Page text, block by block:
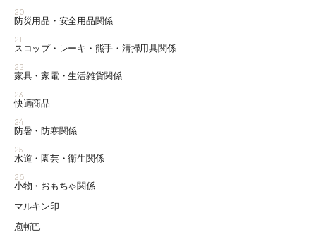
20
防災用品・安全用品関係
21
スコップ・レーキ・熊手・清掃用具関係
22
家具・家電・生活雑貨関係
23
快適商品
24
防暑・防寒関係
25
水道・園芸・衛生関係
26
小物・おもちゃ関係
マルキン印
庖斬巴